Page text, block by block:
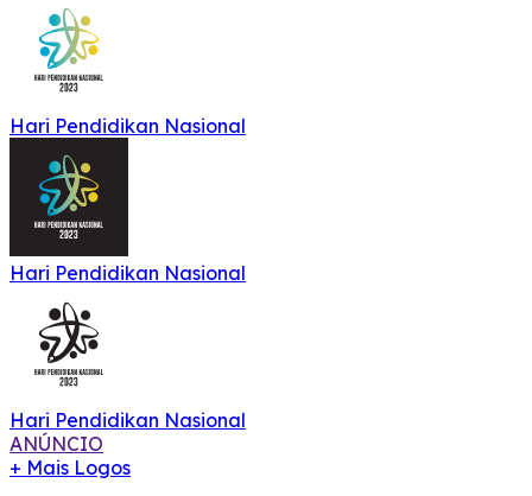
Hari Pendidikan Nasional
Hari Pendidikan Nasional
Hari Pendidikan Nasional
ANÚNCIO
+ Mais Logos